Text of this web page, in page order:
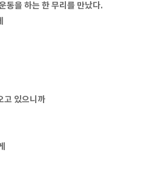
동을 하는 한 무리를 만났다.
고 있으니까